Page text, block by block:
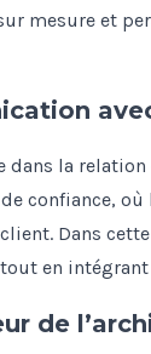
mesure et
dans la
confiance,
Dans
en
de